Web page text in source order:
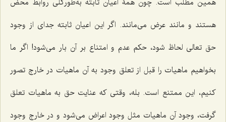
هستند و مانند عرض می‌مانند. اگر این اعیان ثابته جدای از وجود
حق تعالی لحاظ شود، حکم عدم و امتناع بر آن بار می‌شود! اگر ما
بخواهیم ماهیات را قبل از تعلق وجود به آن ماهیات در خارج تصور
کنیم، این ممتنع است. بله، وقتی که عنایت حق به ماهیات تعلق
گرفت، وجود آن ماهیات مثل وجود اعراض می‌شود و در خارج وجود